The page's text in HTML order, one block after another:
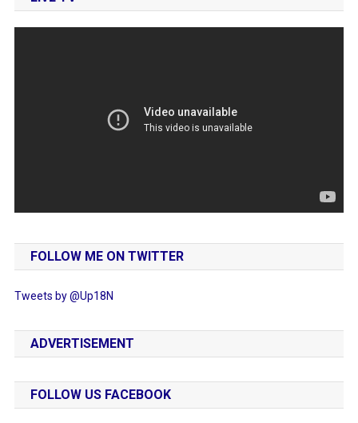
FOLLOW ME ON TWITTER
Tweets by @Up18N
ADVERTISEMENT
FOLLOW US FACEBOOK